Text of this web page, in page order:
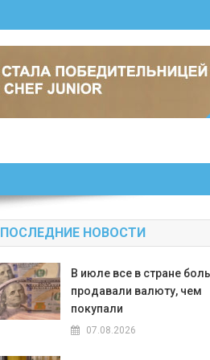
ПОСЛЕДНИЕ НОВОСТИ
В июле все в стране
продавали валюту, чем
покупали
07.08.2026